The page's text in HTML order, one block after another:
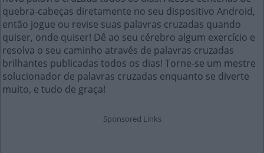
quebra-cabeças diretamente no seu dispositivo Android,
então jogue ou revise suas palavras cruzadas quando
quiser, onde quiser! Dê ao seu cérebro algum exercício e
resolva o seu caminho através de palavras cruzadas
brilhantes publicadas todos os dias! Torne-se um mestre
solucionador de palavras cruzadas enquanto se diverte
muito, e tudo de graça!